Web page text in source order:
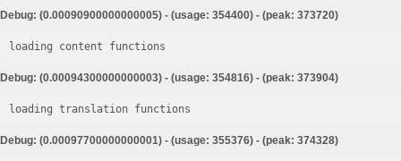
Debug: (0.00090900000000005) - (usage: 354400) - (peak: 373720)
loading content functions
Debug: (0.00094300000000003) - (usage: 354816) - (peak: 373904)
loading translation functions
Debug: (0.00097700000000001) - (usage: 355376) - (peak: 374328)